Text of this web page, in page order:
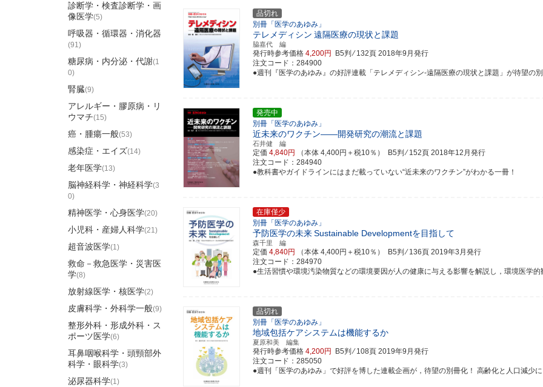
品切れ
別冊「医学のあゆみ」
テレメディシン 遠隔医療の現状と課題
脇嘉代 編
発行時参考価格 4,200円 B5判 ⁄ 132頁 2018年9月発行
注文コード：284900
●週刊『医学のあゆみ』の好評連載「テレメディシン-遠隔医療の現状と課題」が待望の
発売中
別冊「医学のあゆみ」
近未来のワクチン――開発研究の潮流と課題
石井健 編
定価 4,840円 （本体 4,400円＋税10％） B5判 ⁄ 152頁 2018年12月発行
注文コード：284940
●教科書やガイドラインにはまだ載っていない“近未来のワクチン”がわかる一冊！
在庫僅少
別冊「医学のあゆみ」
予防医学の未来Sustainable Developmentを目指して
森千里 編
定価 4,840円 （本体 4,400円＋税10％） B5判 ⁄ 136頁 2019年3月発行
注文コード：284970
●生活習慣や環境汚染物質などの環境要因が人の健康に与える影響を解説し，環境医学
品切れ
別冊「医学のあゆみ」
地域包括ケアシステムは機能するか
夏原和美 編集
発行時参考価格 4,200円 B5判 ⁄ 108頁 2019年9月発行
注文コード：285050
●週刊「医学のあゆみ」で好評を博した連載企画が，待望の別冊化！ 高齢化と人口減少
診断学・検査診断学・画
像医学(5)
呼吸器・循環器・消化器
(91)
糖尿病・内分泌・代謝(1
0)
腎臓(9)
アレルギー・膠原病・リ
ウマチ(15)
癌・腫瘍一般(53)
感染症・エイズ(14)
老年医学(13)
脳神経科学・神経科学(3
0)
精神医学・心身医学(20)
小児科・産婦人科学(21)
超音波医学(1)
救命－救急医学・災害医
学(8)
放射線医学・核医学(2)
皮膚科学・外科学一般(9)
整形外科・形成外科・ス
ポーツ医学(6)
耳鼻咽喉科学・頭頸部外
科学・眼科学(3)
泌尿器科学(1)